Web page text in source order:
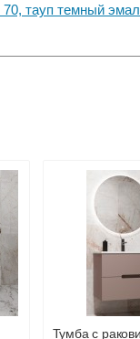
тауп темный
доставке, так и
Qiwi-кошельки и
Тумба с